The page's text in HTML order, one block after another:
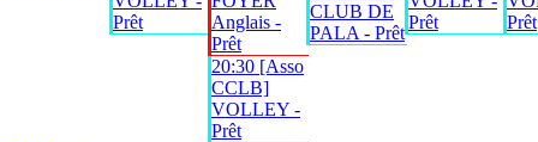
Prêt
Anglais -
Prêt
20:30 [Asso
CCLB]
VOLLEY -
Prêt
CLUB DE
PALA - Prêt
Prêt
Prêt